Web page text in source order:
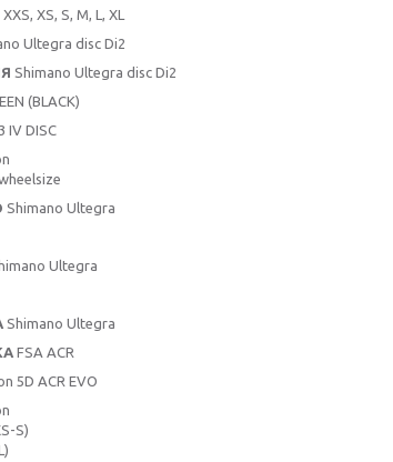
XS, S, M, L, XL
Ultegra disc Di2
Shimano Ultegra disc Di2
(BLACK)
IV DISC
Shimano Ultegra
Ultegra
Shimano Ultegra
FSA ACR
5D ACR EVO
S)